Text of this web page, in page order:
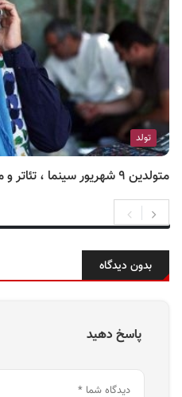
تولد
متولدین ۹ شهریور سینما ، تئاتر و موسیقی؛ سیما تیرانداز
بدون دیدگاه
پاسخ دهید